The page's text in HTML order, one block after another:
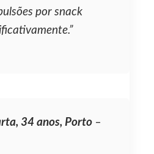
por snack
34 anos, Porto –